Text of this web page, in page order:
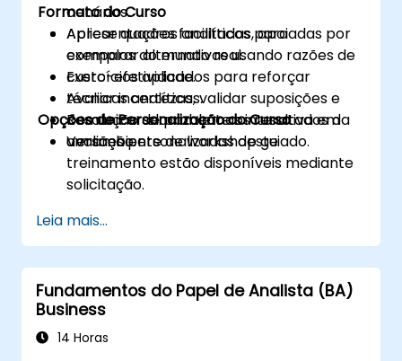
cenários.
Aplicar quadros analíticos para
comparar alternativas usando razões de
custo-efetividade.
Avaliar incertezas, validar suposições e
comunicar claramente os resultados da
avaliação.
Formato do Curso
Apresentações facilitadas, apoiadas por
exemplos do mundo real.
Exercícios aplicados para reforçar
técnicas analíticas.
Resolução de problemas interativa em
um ambiente de workshop guiado.
Opções de Personalização do Curso
Versões personalizadas deste
treinamento estão disponíveis mediante
solicitação.
Leia mais...
Fundamentos do Papel de Analista (BA)
Business
14 Horas